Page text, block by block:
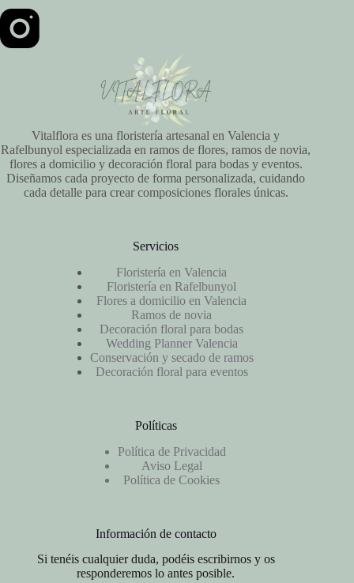
Vitalflora es una floristería artesanal en Valencia y
Rafelbunyol especializada en ramos de flores, ramos de novia,
flores a domicilio y decoración floral para bodas y eventos.
Diseñamos cada proyecto de forma personalizada, cuidando
cada detalle para crear composiciones florales únicas.
Servicios
Floristería en Valencia
Floristería en Rafelbunyol
Flores a domicilio en Valencia
Ramos de novia
Decoración floral para bodas
Wedding Planner Valencia
Conservación y secado de ramos
Decoración floral para eventos
Políticas
Política de Privacidad
Aviso Legal
Política de Cookies
Información de contacto
Si tenéis cualquier duda, podéis escribirnos y os
responderemos lo antes posible.